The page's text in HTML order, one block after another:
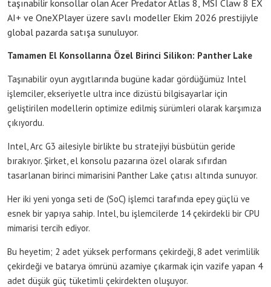
taşınabilir konsollar olan Acer Predator Atlas 8, MSI Claw 8 EX
AI+ ve OneXPlayer üzere savlı modeller Ekim 2026 prestijiyle
global pazarda satışa sunuluyor.
Tamamen El Konsollarına Özel Birinci Silikon: Panther Lake
Taşınabilir oyun aygıtlarında bugüne kadar gördüğümüz Intel
işlemciler, ekseriyetle ultra ince dizüstü bilgisayarlar için
geliştirilen modellerin optimize edilmiş sürümleri olarak karşımıza
çıkıyordu.
Intel, Arc G3 ailesiyle birlikte bu stratejiyi büsbütün geride
bırakıyor. Şirket, el konsolu pazarına özel olarak sıfırdan
tasarlanan birinci mimarisini Panther Lake çatısı altında sunuyor.
Her iki yeni yonga seti de (SoC) işlemci tarafında epey güçlü ve
esnek bir yapıya sahip. Intel, bu işlemcilerde 14 çekirdekli bir CPU
mimarisi tercih ediyor.
Bu heyetim; 2 adet yüksek performans çekirdeği, 8 adet verimlilik
çekirdeği ve batarya ömrünü azamiye çıkarmak için vazife yapan 4
adet düşük güç tüketimli çekirdekten oluşuyor.